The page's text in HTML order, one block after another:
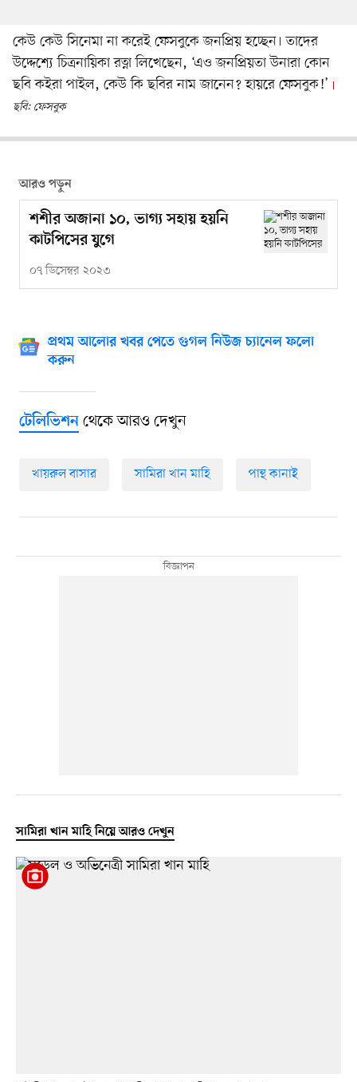
কেউ কেউ সিনেমা না করেই ফেসবুকে জনপ্রিয় হচ্ছেন। তাদের
উদ্দেশ্যে চিত্রনায়িকা রত্না লিখেছেন, ‘এও জনপ্রিয়তা উনারা কোন
ছবি কইরা পাইল, কেউ কি ছবির নাম জানেন? হায়রে ফেসবুক!’
ছবি: ফেসবুক
আরও পড়ুন
শশীর অজানা ১০, ভাগ্য সহায় হয়নি
কাটপিসের যুগে
০৭ ডিসেম্বর ২০২৩
প্রথম আলোর খবর পেতে গুগল নিউজ চ্যানেল ফলো
করুন
টেলিভিশনথেকে আরও দেখুন
খায়রুল বাসার সামিরা খান মাহি পান্থ কানাই
সামিরা খান মাহি নিয়ে আরও দেখুন